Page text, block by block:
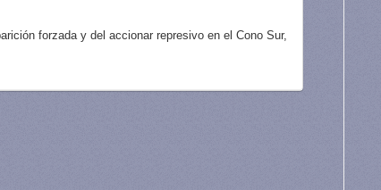
forzada y del accionar represivo en el Cono Sur,